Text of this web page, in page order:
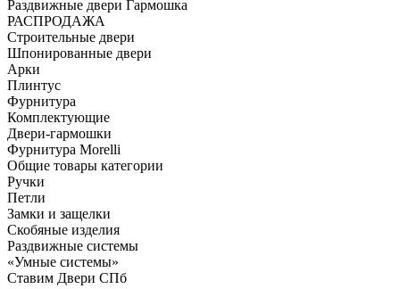
Раздвижные двери Гармошка
РАСПРОДАЖА
Строительные двери
Шпонированные двери
Арки
Плинтус
Фурнитура
Комплектующие
Двери-гармошки
Фурнитура Morelli
Общие товары категории
Ручки
Петли
Замки и защелки
Скобяные изделия
Раздвижные системы
«Умные системы»
Ставим Двери СПб